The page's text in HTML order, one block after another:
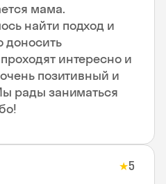
мама.
найти подход и
доносить
интересно и
позитивный и
рады заниматься
★5